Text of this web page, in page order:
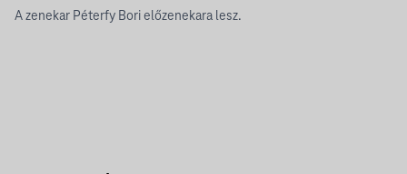
A zenekar Péterfy Bori előzenekara lesz.